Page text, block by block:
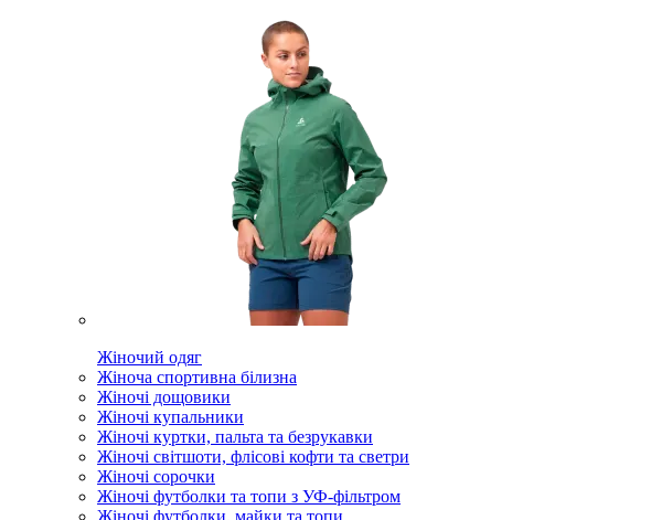
Жіночий одяг
Жіноча спортивна білизна
Жіночі дощовики
Жіночі купальники
Жіночі куртки, пальта та безрукавки
Жіночі світшоти, флісові кофти та светри
Жіночі сорочки
Жіночі футболки та топи з УФ-фільтром
Жіночі футболки, майки та топи